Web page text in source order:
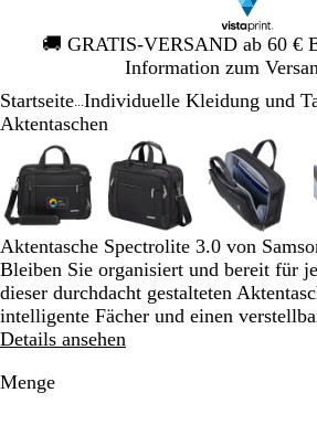
🚚 GRATIS-VERSAND ab 60 €
Information zum
Galeriebild
1
Startseite Individuelle Kleidung und
Aktentaschen
Vergrößer-/verkleinerbares
Bild
Zoom
auf
Minimum
Klicken
zum
Vergrößern
Verwenden
Sie
die
Tasten
+
und
zum
Zoomen
und
die
Vergrößer-/
Bild
Zoom
auf
Minimum
Klicken
zum
Vergrößern
Verwenden
Sie
die
Tasten
+
und
-
zum
Bild
Zoom
auf
Klicken
zum
Sie
die
Tasten
+
und
-
zum
Galeriebild
von
5
Aktentasche Spectrolite 3.0 von
Bleiben Sie organisiert und bereit für
dieser durchdacht gestalteten
intelligente Fächer und einen
Details ansehen
Menge